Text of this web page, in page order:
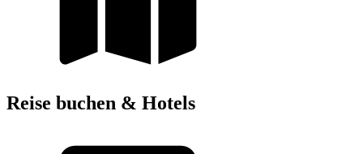
Reise buchen & Hotels